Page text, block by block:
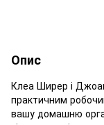
Опис
Клеа Ширер і
практичним
вашу домашню